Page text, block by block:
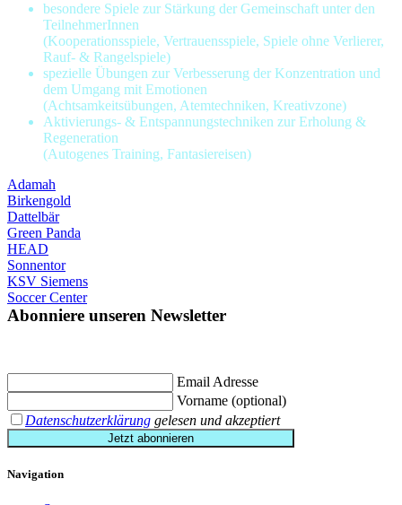
besondere Spiele zur Stärkung der Gemeinschaft unter den
TeilnehmerInnen
(Kooperationsspiele, Vertrauensspiele, Spiele ohne Verlierer,
Rauf- & Rangelspiele)
spezielle Übungen zur Verbesserung der Konzentration und
dem Umgang mit Emotionen
(Achtsamkeitsübungen, Atemtechniken, Kreativzone)
Aktivierungs- & Entspannungstechniken zur Erholung &
Regeneration
(Autogenes Training, Fantasiereisen)
Adamah
Birkengold
Dattelbär
Green Panda
HEAD
Sonnentor
KSV Siemens
Soccer Center
Abonniere unseren Newsletter
Email Adresse
Vorname (optional)
Datenschutzerklärung gelesen und akzeptiert
Jetzt abonnieren
Navigation